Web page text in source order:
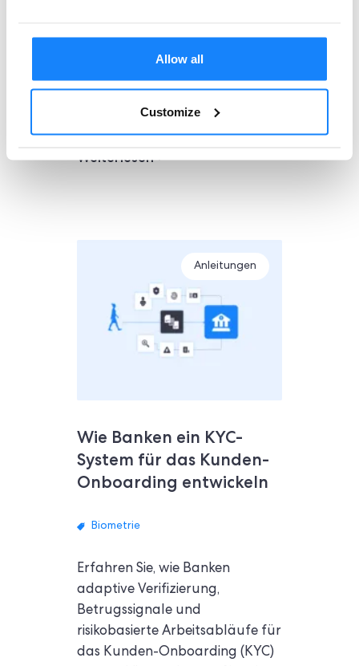
Allow all
Customize
AML/KYC-Plattformen
durchführen, um die beste
Lösung auszuwählen.
Weiterlesen
Anleitungen
Wie Banken ein KYC-
System für das Kunden-
Onboarding entwickeln
Biometrie
Erfahren Sie, wie Banken
adaptive Verifizierung,
Betrugssignale und
risikobasierte Arbeitsabläufe für
das Kunden-Onboarding (KYC)